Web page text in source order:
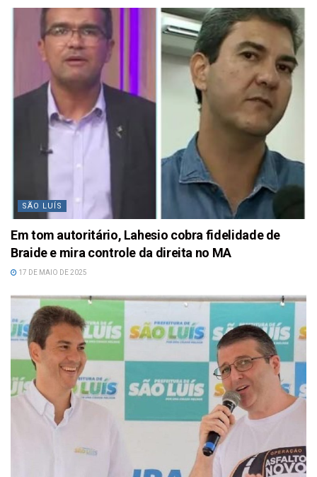
SÃO LUÍS
Em tom autoritário, Lahesio cobra fidelidade de
Braide e mira controle da direita no MA
17 DE MAIO DE 2025